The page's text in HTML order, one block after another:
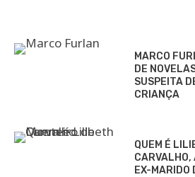
MARCO
DE
SUSPEITA
CRIANÇA
QUEM É
CARVALHO,
EX-MARIDO